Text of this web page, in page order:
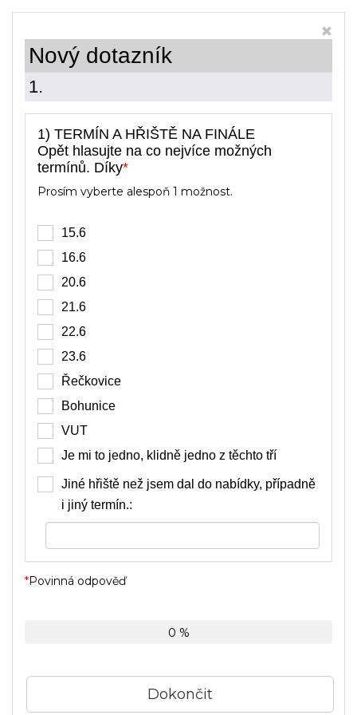
Nový dotazník
1.
1) TERMÍN A HŘIŠTĚ NA FINÁLE
Opět hlasujte na co nejvíce možných
termínů. Díky*
Prosím vyberte alespoň 1 možnost.
15.6
16.6
20.6
21.6
22.6
23.6
Řečkovice
Bohunice
VUT
Je mi to jedno, klidně jedno z těchto tří
Jiné hřiště než jsem dal do nabídky, případně
i jiný termín.:
*Povinná odpověď
0 %